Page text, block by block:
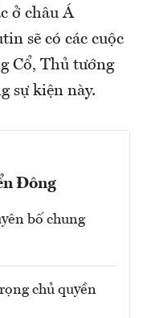
ở châu Á
sẽ có các cuộc
Cổ, Thủ tướng
sự kiện này.
Đông
bố chung
chủ quyền